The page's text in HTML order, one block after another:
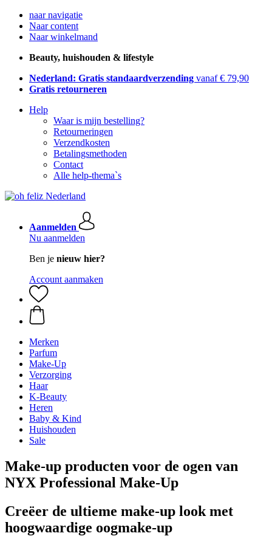
naar navigatie
Naar content
Naar winkelmand
Beauty, huishouden & lifestyle
Nederland: Gratis standaardverzending vanaf € 79,90
Gratis retourneren
Help
Waar is mijn bestelling?
Retourneringen
Verzendkosten
Betalingsmethoden
Contact
Alle help-thema`s
Aanmelden
Nu aanmelden
Ben je nieuw hier?
Account aanmaken
Merken
Parfum
Make-Up
Verzorging
Haar
K-Beauty
Heren
Baby & Kind
Huishouden
Sale
Make-up producten voor de ogen van
NYX Professional Make-Up
Creëer de ultieme make-up look met
hoogwaardige oogmake-up